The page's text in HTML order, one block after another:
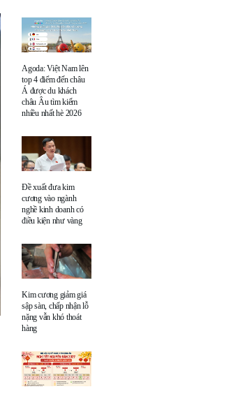
Agoda: Việt Nam lên
top 4 điểm đến châu
Á được du khách
châu Âu tìm kiếm
nhiều nhất hè 2026
Đề xuất đưa kim
cương vào ngành
nghề kinh doanh có
điều kiện như vàng
Kim cương giảm giá
sập sàn, chấp nhận lỗ
nặng vẫn khó thoát
hàng